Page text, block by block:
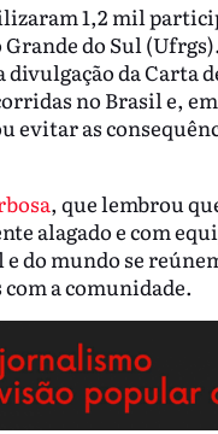
1,2 mil
do Sul
da Carta
no Brasil e,
evitar as
, que lembrou
alagado e com
do mundo se
a comunidade.